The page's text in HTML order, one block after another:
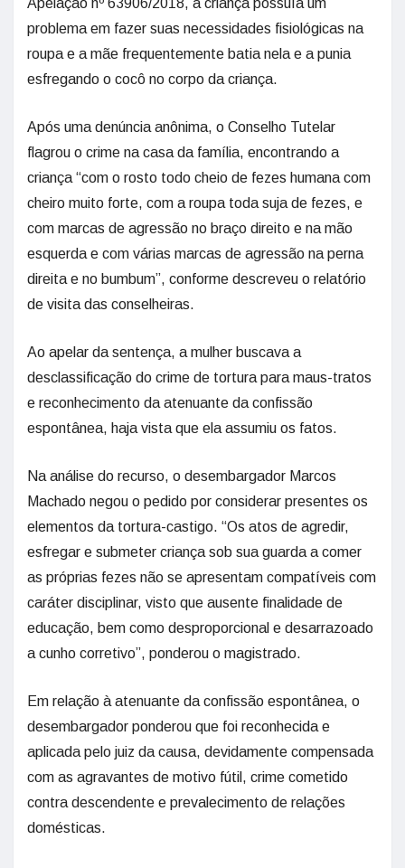
Apelação nº 63906/2018, a criança possuía um
problema em fazer suas necessidades fisiológicas na
roupa e a mãe frequentemente batia nela e a punia
esfregando o cocô no corpo da criança.
Após uma denúncia anônima, o Conselho Tutelar
flagrou o crime na casa da família, encontrando a
criança “com o rosto todo cheio de fezes humana com
cheiro muito forte, com a roupa toda suja de fezes, e
com marcas de agressão no braço direito e na mão
esquerda e com várias marcas de agressão na perna
direita e no bumbum”, conforme descreveu o relatório
de visita das conselheiras.
Ao apelar da sentença, a mulher buscava a
desclassificação do crime de tortura para maus-tratos
e reconhecimento da atenuante da confissão
espontânea, haja vista que ela assumiu os fatos.
Na análise do recurso, o desembargador Marcos
Machado negou o pedido por considerar presentes os
elementos da tortura-castigo. “Os atos de agredir,
esfregar e submeter criança sob sua guarda a comer
as próprias fezes não se apresentam compatíveis com
caráter disciplinar, visto que ausente finalidade de
educação, bem como desproporcional e desarrazoado
a cunho corretivo”, ponderou o magistrado.
Em relação à atenuante da confissão espontânea, o
desembargador ponderou que foi reconhecida e
aplicada pelo juiz da causa, devidamente compensada
com as agravantes de motivo fútil, crime cometido
contra descendente e prevalecimento de relações
domésticas.